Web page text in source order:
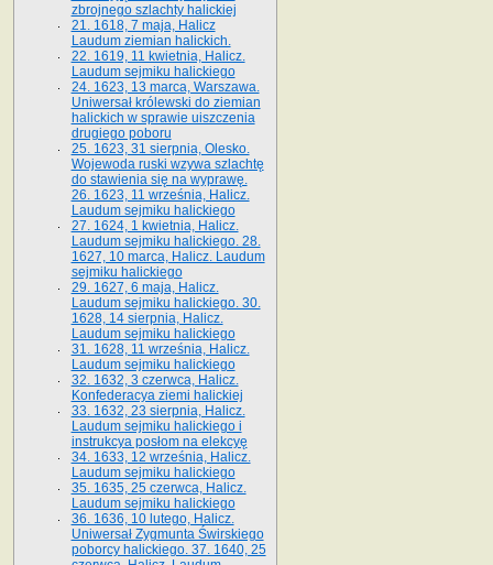
zbrojnego szlachty halickiej
21. 1618, 7 maja, Halicz
Laudum ziemian halickich.
22. 1619, 11 kwietnia, Halicz.
Laudum sejmiku halickiego
24. 1623, 13 marca, Warszawa.
Uniwersał królewski do ziemian
halickich w sprawie uiszczenia
drugiego poboru
25. 1623, 31 sierpnia, Olesko.
Wojewoda ruski wzywa szlachtę
do stawienia się na wyprawę.
26. 1623, 11 września, Halicz.
Laudum sejmiku halickiego
27. 1624, 1 kwietnia, Halicz.
Laudum sejmiku halickiego. 28.
1627, 10 marca, Halicz. Laudum
sejmiku halickiego
29. 1627, 6 maja, Halicz.
Laudum sejmiku halickiego. 30.
1628, 14 sierpnia, Halicz.
Laudum sejmiku halickiego
31. 1628, 11 września, Halicz.
Laudum sejmiku halickiego
32. 1632, 3 czerwca, Halicz.
Konfederacya ziemi halickiej
33. 1632, 23 sierpnia, Halicz.
Laudum sejmiku halickiego i
instrukcya posłom na elekcyę
34. 1633, 12 września, Halicz.
Laudum sejmiku halickiego
35. 1635, 25 czerwca, Halicz.
Laudum sejmiku halickiego
36. 1636, 10 lutego, Halicz.
Uniwersał Zygmunta Świrskiego
poborcy halickiego. 37. 1640, 25